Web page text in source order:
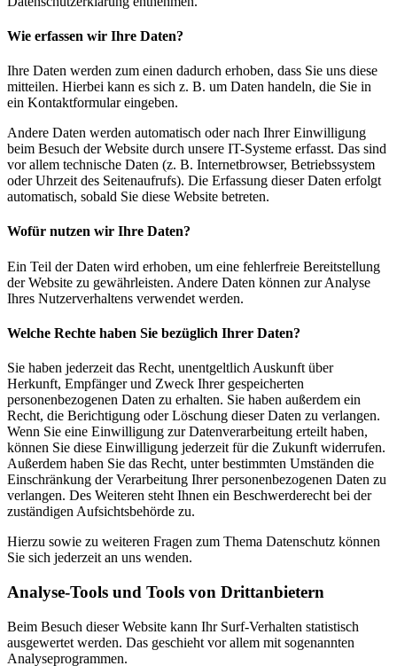
Wie erfassen wir Ihre Daten?
Ihre Daten werden zum einen dadurch erhoben, dass Sie uns diese
mitteilen. Hierbei kann es sich z. B. um Daten handeln, die Sie in
ein Kontaktformular eingeben.
Andere Daten werden automatisch oder nach Ihrer Einwilligung
beim Besuch der Website durch unsere IT-Systeme erfasst. Das sind
vor allem technische Daten (z. B. Internetbrowser, Betriebssystem
oder Uhrzeit des Seitenaufrufs). Die Erfassung dieser Daten erfolgt
automatisch, sobald Sie diese Website betreten.
Wofür nutzen wir Ihre Daten?
Ein Teil der Daten wird erhoben, um eine fehlerfreie Bereitstellung
der Website zu gewährleisten. Andere Daten können zur Analyse
Ihres Nutzerverhaltens verwendet werden.
Welche Rechte haben Sie bezüglich Ihrer Daten?
Sie haben jederzeit das Recht, unentgeltlich Auskunft über
Herkunft, Empfänger und Zweck Ihrer gespeicherten
personenbezogenen Daten zu erhalten. Sie haben außerdem ein
Recht, die Berichtigung oder Löschung dieser Daten zu verlangen.
Wenn Sie eine Einwilligung zur Datenverarbeitung erteilt haben,
können Sie diese Einwilligung jederzeit für die Zukunft widerrufen.
Außerdem haben Sie das Recht, unter bestimmten Umständen die
Einschränkung der Verarbeitung Ihrer personenbezogenen Daten zu
verlangen. Des Weiteren steht Ihnen ein Beschwerderecht bei der
zuständigen Aufsichtsbehörde zu.
Hierzu sowie zu weiteren Fragen zum Thema Datenschutz können
Sie sich jederzeit an uns wenden.
Analyse-Tools und Tools von Dritt­anbietern
Beim Besuch dieser Website kann Ihr Surf-Verhalten statistisch
ausgewertet werden. Das geschieht vor allem mit sogenannten
Analyseprogrammen.